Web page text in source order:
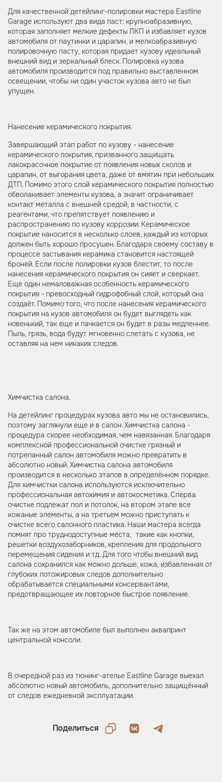
Для качественной детейлинг-полировки мастера Eastline
Garage используют два вида паст: крупноабразивную,
которая заполняет мелкие дефекты ЛКП и избавляет кузов
автомобиля от паутинки и царапин, и мелкоабразивную
полировочную пасту, которая придает кузову идеальный
внешний вид и зеркальный блеск. Полировка кузова
автомобиля производится под правильно выставленном
освещении, чтобы ни один участок кузова авто не был
упущен.
Нанесение керамического покрытия.
Завершающий этап работ по кузову - нанесение
керамического покрытия, призванного защищать
лакокрасочное покрытие от появления новых сколов и
царапин, от выгорания цвета, даже от вмятин при небольших
ДТП. Помимо этого слой керамического покрытия полностью
обволакивает элементы кузова, а значит ограничивает
контакт металла с внешней средой, в частности, с
реагентами, что препятствует появлению и
распространению по кузову коррозии. Керамическое
покрытие наносится в несколько слоев, каждый из которых
должен быть хорошо просушен. Благодаря своему составу в
процессе застывания керамика становится настоящей
броней. Если после полировки кузов блестит, то после
нанесения керамического покрытия он сияет и сверкает.
Еще один немаловажная особенность керамического
покрытия - превосходный гидрофобный слой, который она
создаёт. Помимо того, что после нанесения керамического
покрытия на кузов автомобиля он будет выглядеть как
новенький, так еще и пачкается он будет в разы медленнее.
Пыль, грязь, вода будут мгновенно слетать с кузова, не
оставляя на нем никаких следов.
Химчистка салона.
На детейлинг процедурах кузова авто мы не остановились,
поэтому заглянули еще и в салон. Химчистка салона -
процедура скорее необходимая, чем навязанная. Благодаря
комплексной профессиональной очистке грязный и
потрепанный салон автомобиля можно превратить в
абсолютно новый. Химчистка салона автомобиля
производится в несколько этапов в определённом порядке.
Для химчистки салона используются исключительно
профессиональная автохимия и автокосметика. Сперва
очистке подлежат пол и потолок, на втором этапе все
кожаные элементы, а на третьем можно приступать к
очистке всего салонного пластика. Наши мастера всегда
помнят про труднодоступные места, такие как кнопки,
решетки воздухозаборников, крепления для продольного
перемещения сидения и тд. Для того чтобы внешний вид
салона сохранился как можно дольше, кожа, избавленная от
глубоких потожировых следов дополнительно
обрабатывается специальными консервантами,
предотвращающее их повторное быстрое появление.
Так же на этом автомобиле был выполнен аквапринт
центральной консоли.
В очередной раз из тюнинг-ателье Eastline Garage выехал
абсолютно новый автомобиль, дополнительно защищённый
от следов ежедневной эксплуатации.
Поделиться